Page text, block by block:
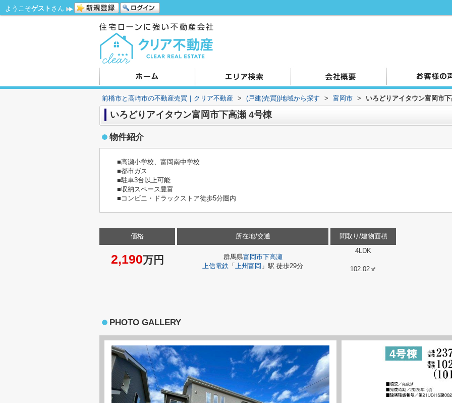
ようこそゲスト さん
前橋市と高崎市の不動産売買｜クリア不動産 > (戸建(売買))地域から探す > 富岡市 > いろどりアイタウン富岡市
いろどりアイタウン富岡市下高瀬 4号棟
物件紹介
■高瀬小学校、富岡南中学校
■都市ガス
■駐車3台以上可能
■収納スペース豊富
■コンビニ・ドラックストア徒歩5分圏内
価格
2,190万円
所在地/交通
群馬県富岡市下高瀬
上信電鉄 「 上州富岡 」駅 徒歩29分
間取り/建物面積
4LDK
102.02㎡
PHOTO GALLERY